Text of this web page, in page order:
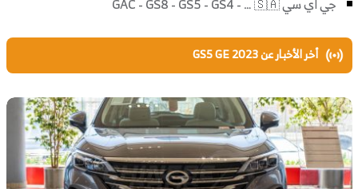
أخر الأخبار عن GS5 GE 2023